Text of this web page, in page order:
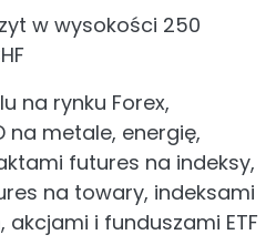
w wysokości 250
na rynku Forex,
na metale, energię,
futures na indeksy,
na towary, indeksami
i funduszami ETF